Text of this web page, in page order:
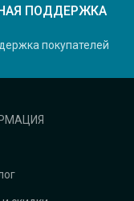
ПОДДЕРЖКА
покупателей